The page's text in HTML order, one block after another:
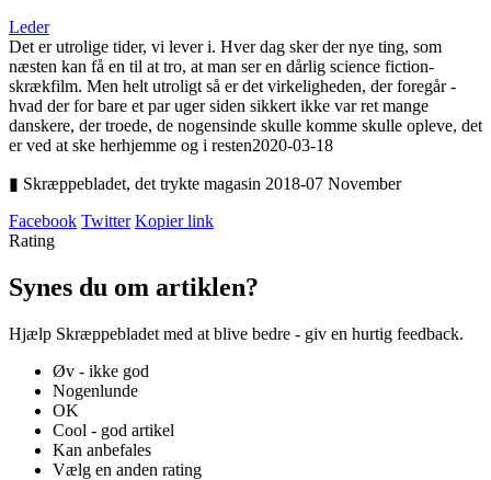
Leder
Det er utrolige tider, vi lever i. Hver dag sker der nye ting, som
næsten kan få en til at tro, at man ser en dårlig science fiction-
skrækfilm. Men helt utroligt så er det virkeligheden, der foregår -
hvad der for bare et par uger siden sikkert ikke var ret mange
danskere, der troede, de nogensinde skulle komme skulle opleve, det
er ved at ske herhjemme og i resten2020-03-18
▮ Skræppebladet, det trykte magasin 2018-07 November
Facebook Twitter Kopier link
Rating
Synes du om artiklen?
Hjælp Skræppebladet med at blive bedre - giv en hurtig feedback.
Øv - ikke god
Nogenlunde
OK
Cool - god artikel
Kan anbefales
Vælg en anden rating